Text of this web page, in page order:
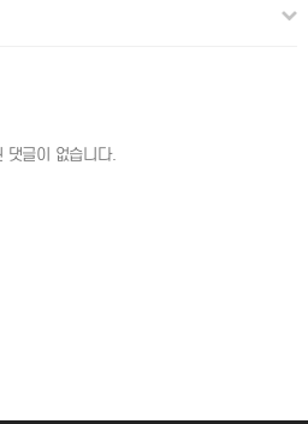
댓글이 없습니다.